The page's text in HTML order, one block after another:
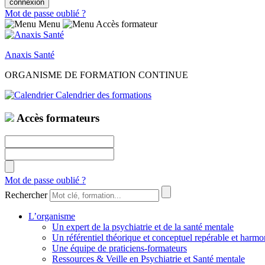
Mot de passe oublié ?
Menu
Accès formateur
Anaxis Santé
ORGANISME DE FORMATION CONTINUE
Calendrier des formations
Accès formateurs
Mot de passe oublié ?
Rechercher
L’organisme
Un expert de la psychiatrie et de la santé mentale
Un référentiel théorique et conceptuel repérable et
Une équipe de praticiens-formateurs
Ressources & Veille en Psychiatrie et Santé mentale